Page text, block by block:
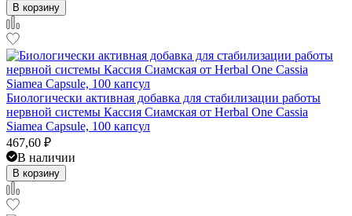
В корзину
Биологически активная добавка для стабилизации работы
нервной системы Кассия Сиамская от Herbal One Cassia
Siamea Capsule, 100 капсул
467,60 ₽
В наличии
В корзину